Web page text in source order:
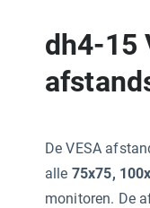
dh4-15
De VESA
alle 75x75,
monitoren. De